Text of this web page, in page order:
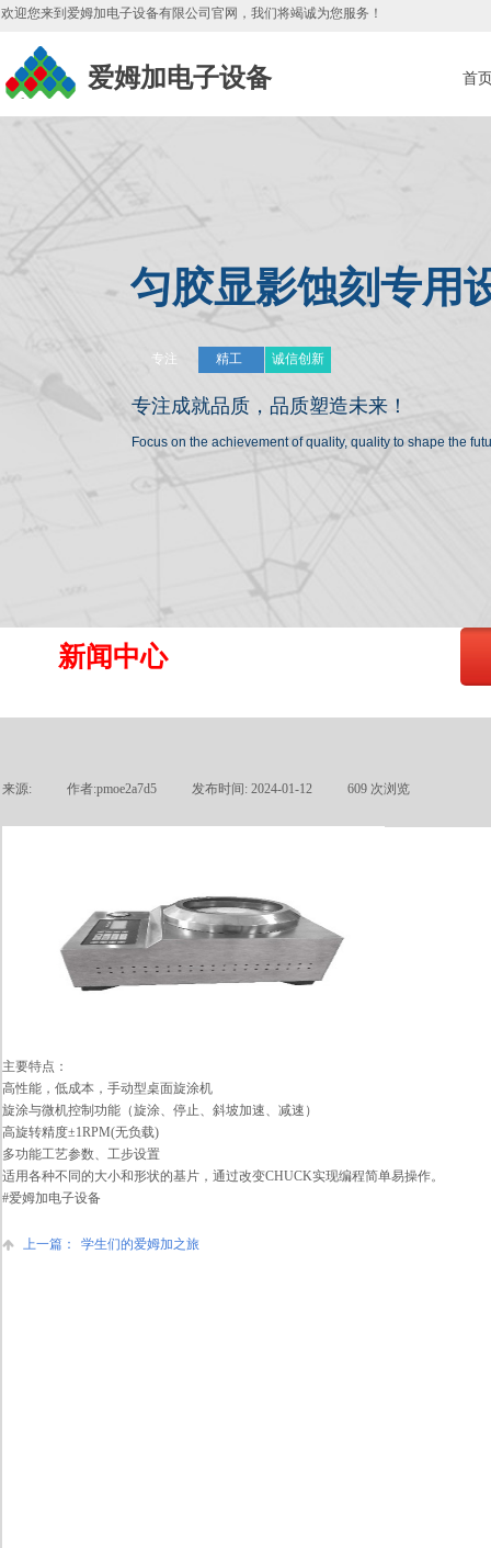
欢迎您来到爱姆加电子设备有限公司官网，我们将竭诚为您服务 ！
首
爱姆加电子设备
匀胶显影蚀刻专用
诚信创新
精工
专注
专注成就品质， 品质塑造未来！
Focus on the achievement of quality, quality to shape the
新闻中心
来源: 作者:pmoe2a7d5 发布时间: 2024-01-12 609 次浏览
主要特点：
高性能，低成本，手动型桌面旋涂机
旋涂与微机控制功能（旋涂、停止、斜坡加速、减速）
高旋转精度±1RPM(无负载)
多功能工艺参数、工步设置
适用各种不同的大小和形状的基片，通过改变CHUCK实现编程简单易操作。
#爱姆加电子设备
上一篇： 学生们的爱姆加之旅